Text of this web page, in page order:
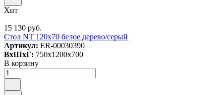
Хит
15 130 руб.
Стол NT 120x70 белое дерево/серый
Артикул: ER-00030390
ВxШxГ: 750x1200x700
В корзину